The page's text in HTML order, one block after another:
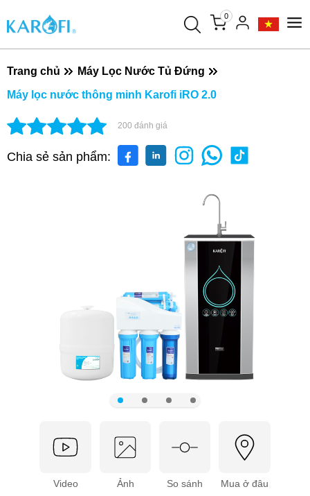
0
Trang chủ
Máy Lọc Nước Tủ Đứng
Máy lọc nước thông minh Karofi iRO 2.0
200 đánh giá
Chia sẻ sản phẩm:
Video Ảnh So sánh Mua ở đâu